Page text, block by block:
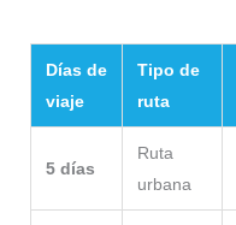
Días de
viaje
Tipo de
ruta
5 días
Ruta
urbana